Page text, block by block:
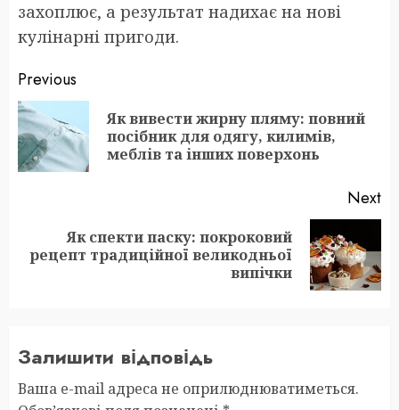
захоплює, а результат надихає на нові
кулінарні пригоди.
Post
navigation
Previous
Як вивести жирну пляму: повний
посібник для одягу, килимів,
меблів та інших поверхонь
Next
Next
Як спекти паску: покроковий
рецепт традиційної великодньої
випічки
Залишити відповідь
Ваша e-mail адреса не оприлюднюватиметься.